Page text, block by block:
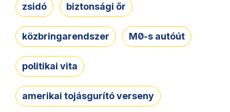
zsidó biztonsági őr
közbringarendszer M0-s autóút
politikai vita
amerikai tojásgurító verseny